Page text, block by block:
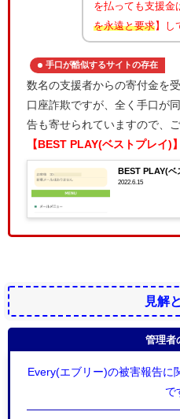
を払っても支援金
を永遠と要求】し
手口が酷似するサイトの存在
数名の支援者からの寄付金を
口座詐欺ですが、全く手口が
告も寄せられていますので、
【BEST PLAY(ベストプレイ)
BEST PLAY(ベ
2022.6.15
見解
管理者
Every(エブリー)の被害報告に
で